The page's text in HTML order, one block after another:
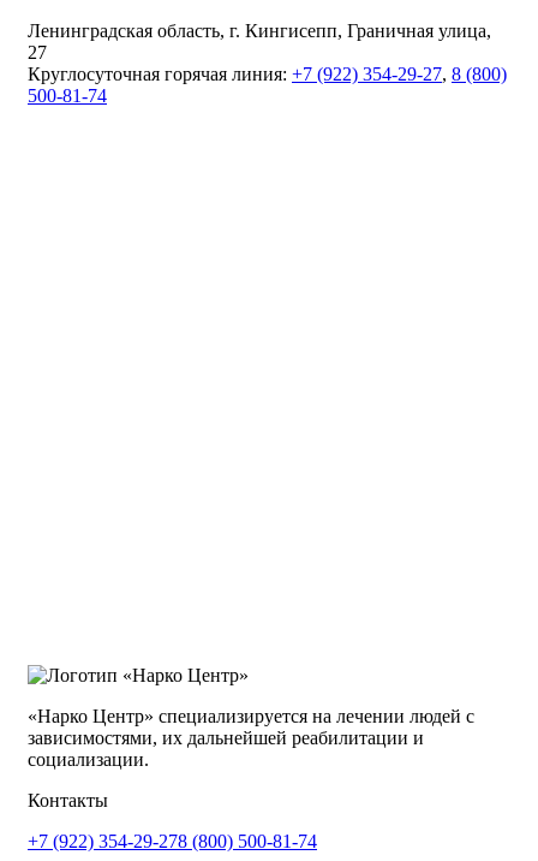
Ленинградская область, г. Кингисепп, Граничная улица,
27
Круглосуточная горячая линия: +7 (922) 354-29-27, 8 (800)
500-81-74
«Нарко Центр» специализируется на лечении людей с
зависимостями, их дальнейшей реабилитации и
социализации.
Контакты
+7 (922) 354-29-278 (800) 500-81-74